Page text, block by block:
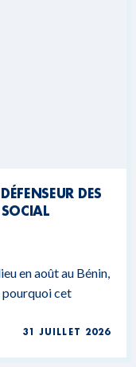
DES
en août au Bénin,
pourquoi cet
31 JUILLET 2026